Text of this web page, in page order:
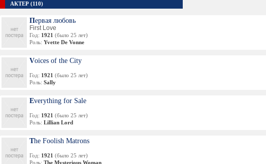
АКТЕР (110)
Первая любовь
First Love
Год: 1921 (было 25 лет)
Роль: Yvette De Vonne
Voices of the City
Год: 1921 (было 25 лет)
Роль: Sally
Everything for Sale
Год: 1921 (было 25 лет)
Роль: Lillian Lord
The Foolish Matrons
Год: 1921 (было 25 лет)
Роль: The Mysterious Woman